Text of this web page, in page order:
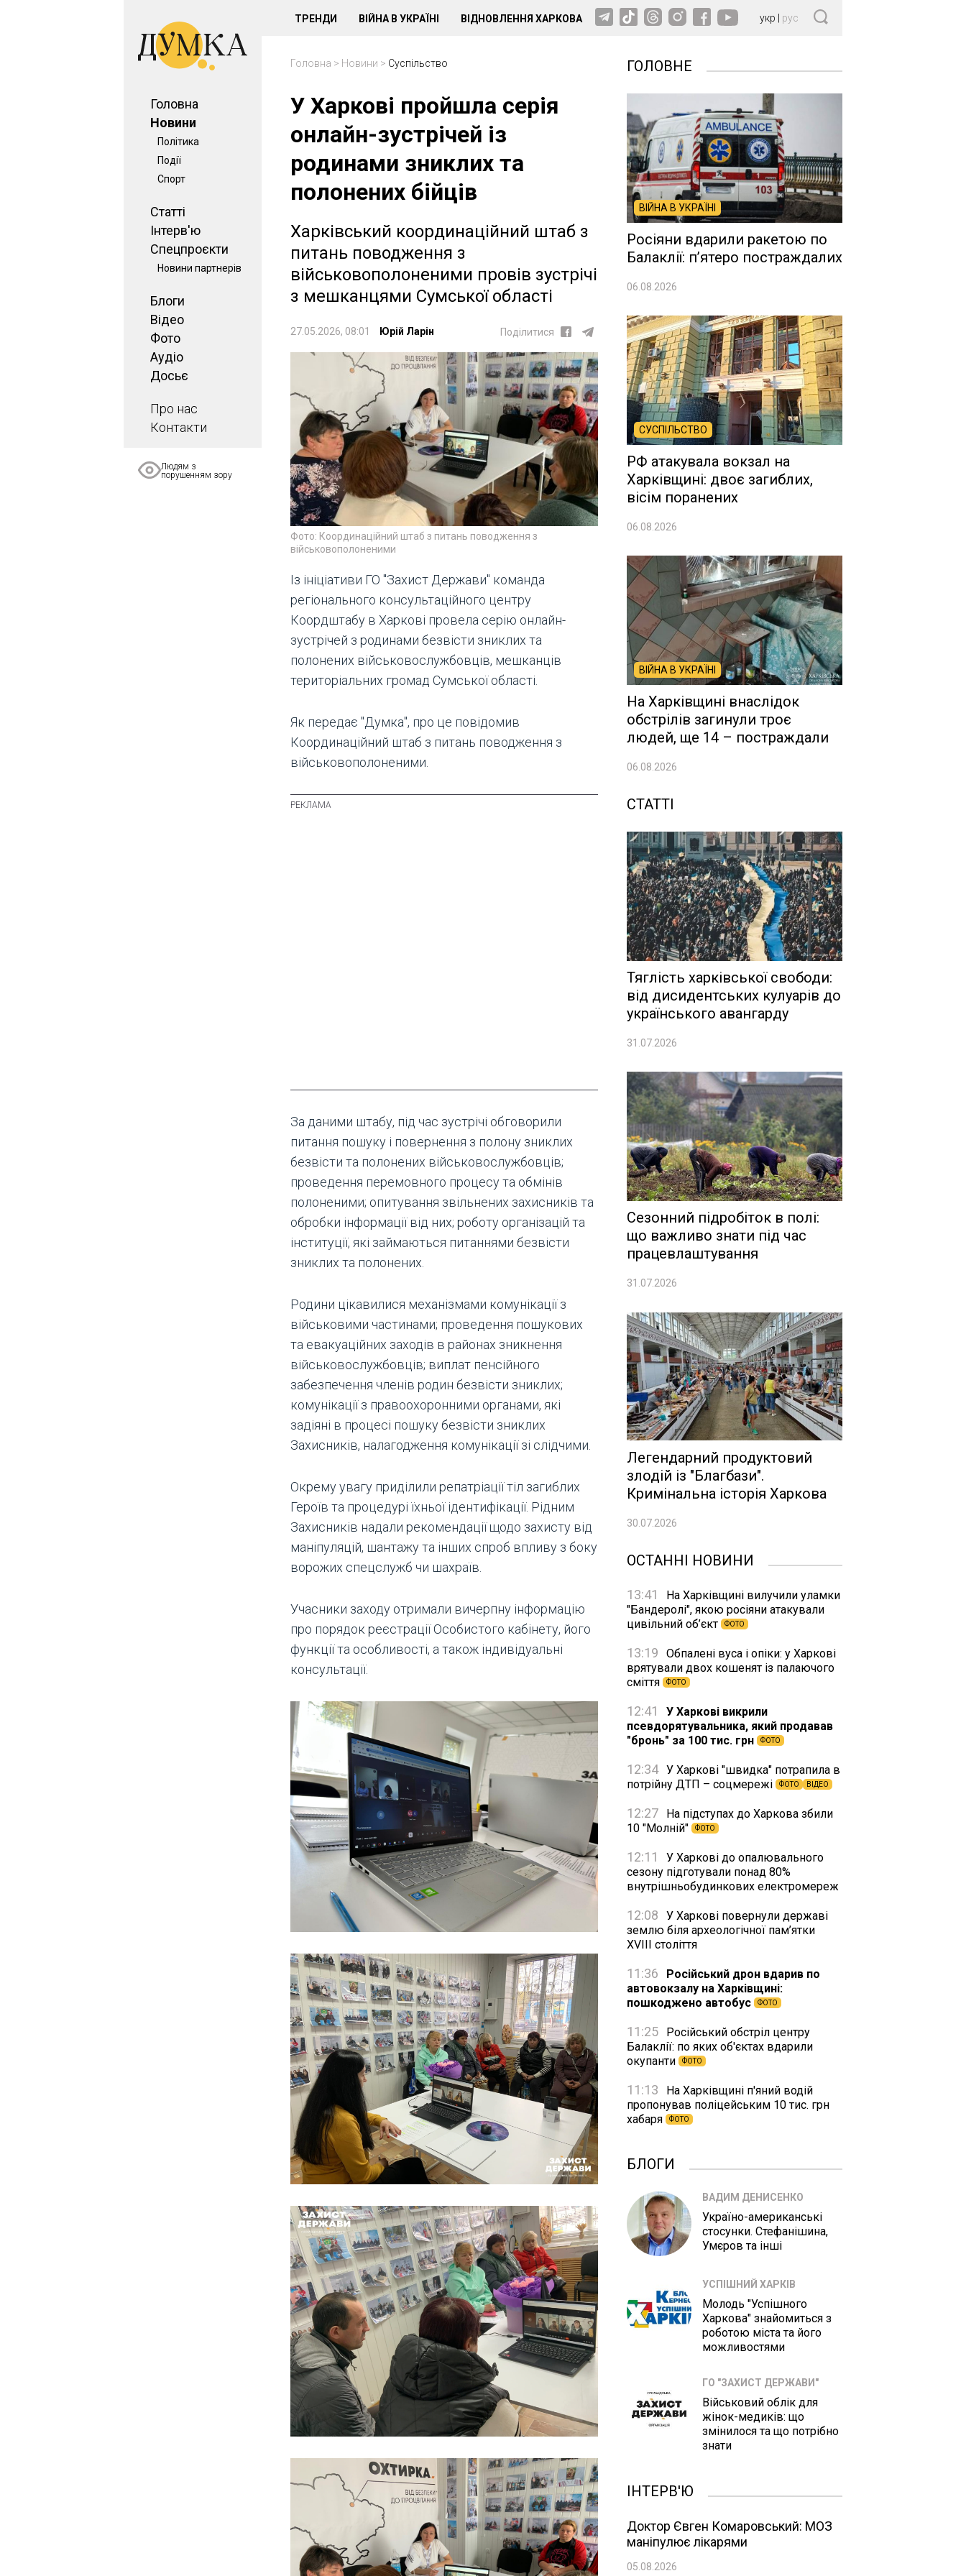
Головна
Новини
Політика
Події
Спорт
Статті
Інтерв'ю
Спецпроєкти
Новини партнерів
Блоги
Відео
Фото
Аудіо
Досьє
Про нас
Контакти
Людям з
порушенням зору
ТРЕНДИ ВІЙНА В УКРАЇНІ ВІДНОВЛЕННЯ ХАРКОВА укр рус
Головна > Новини > Суспільство
У Харкові пройшла серія
онлайн-зустрічей із
родинами зниклих та
полонених бійців
Харківський координаційний штаб з
питань поводження з
військовополоненими провів зустрічі
з мешканцями Сумської області
27.05.2026, 08:01 Юрій Ларін Поділитися
Фото: Координаційний штаб з питань поводження з
військовополоненими
Із ініціативи ГО "Захист Держави" команда
регіонального консультаційного центру
Коордштабу в Харкові провела серію онлайн-
зустрічей з родинами безвісти зниклих та
полонених військовослужбовців, мешканців
територіальних громад Сумської області.
Як передає "Думка", про це повідомив
Координаційний штаб з питань поводження з
військовополоненими.
За даними штабу, під час зустрічі обговорили
питання пошуку і повернення з полону зниклих
безвісти та полонених військовослужбовців;
проведення перемовного процесу та обмінів
полоненими; опитування звільнених захисників та
обробки інформації від них; роботу організацій та
інституції, які займаються питаннями безвісти
зниклих та полонених.
Родини цікавилися механізмами комунікації з
військовими частинами; проведення пошукових
та евакуаційних заходів в районах зникнення
військовослужбовців; виплат пенсійного
забезпечення членів родин безвісти зниклих;
комунікації з правоохоронними органами, які
задіяні в процесі пошуку безвісти зниклих
Захисників, налагодження комунікації зі слідчими.
Окрему увагу приділили репатріації тіл загиблих
Героїв та процедурі їхньої ідентифікації. Рідним
Захисників надали рекомендації щодо захисту від
маніпуляцій, шантажу та інших спроб впливу з боку
ворожих спецслужб чи шахраїв.
Учасники заходу отримали вичерпну інформацію
про порядок реєстрації Особистого кабінету, його
функції та особливості, а також індивідуальні
консультації.
ГОЛОВНЕ
ВІЙНА В УКРАЇНІ
Росіяни вдарили ракетою по
Балаклії: п’ятеро постраждалих
06.08.2026
СУСПІЛЬСТВО
РФ атакувала вокзал на
Харківщині: двоє загиблих,
вісім поранених
06.08.2026
ВІЙНА В УКРАЇНІ
На Харківщині внаслідок
обстрілів загинули троє
людей, ще 14 – постраждали
06.08.2026
СТАТТІ
Тяглість харківської свободи:
від дисидентських кулуарів до
українського авангарду
31.07.2026
Сезонний підробіток в полі:
що важливо знати під час
працевлаштування
31.07.2026
Легендарний продуктовий
злодій із "Благбази".
Кримінальна історія Харкова
30.07.2026
ОСТАННІ НОВИНИ
13:41
На Харківщині вилучили уламки
"Бандеролі", якою росіяни атакували
цивільний об’єкт
ФОТО
13:19
Обпалені вуса і опіки: у Харкові
врятували двох кошенят із палаючого
сміття
ФОТО
12:41
У Харкові викрили
псевдорятувальника, який продавав
"бронь" за 100 тис. грн
ФОТО
12:34 У Харкові "швидка" потрапила в
потрійну ДТП – соцмережі
ФОТО ВІДЕО
12:27
На підступах до Харкова збили
10 "Молній"
ФОТО
12:11
У Харкові до опалювального
сезону підготували понад 80%
внутрішньобудинкових електромереж
12:08
У Харкові повернули державі
землю біля археологічної пам’ятки
XVIII століття
11:36
Російський дрон вдарив по
автовокзалу на Харківщині:
пошкоджено автобус
ФОТО
11:25
Російський обстріл центру
Балаклії: по яких об'єктах вдарили
окупанти
ФОТО
11:13
На Харківщині п'яний водій
пропонував поліцейським 10 тис. грн
хабаря
ФОТО
БЛОГИ
ВАДИМ ДЕНИСЕНКО
Україно-американські
стосунки. Стефанішина,
Умєров та інші
УСПІШНИЙ ХАРКІВ
Молодь "Успішного
Харкова" знайомиться з
роботою міста та його
можливостями
ГО "ЗАХИСТ ДЕРЖАВИ"
Військовий облік для
жінок-медиків: що
змінилося та що потрібно
знати
ІНТЕРВ'Ю
Доктор Євген Комаровський: МОЗ
маніпулює лікарями
05.08.2026